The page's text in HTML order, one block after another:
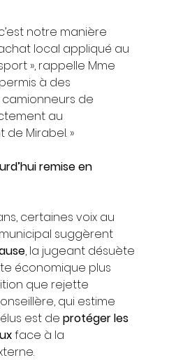
notre manière
local appliqué au
», rappelle Mme
à des
de
au
Mirabel. »
remise en
certaines voix au
suggèrent
, la jugeant désuète
économique plus
que rejette
qui estime
est de protéger les
face à la